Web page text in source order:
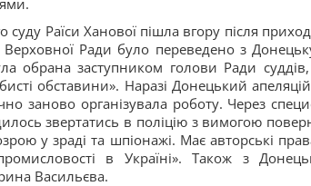
суду Раїси Ханової пішла вгору після
Ради було переведено з
обрана заступником голови Ради
обставини». Наразі Донецький
заново організувала роботу. Через
звертатись в поліцію з вимогою
у зраді та шпіонажі. Має авторські
в Україні». Також з
Васильєва.